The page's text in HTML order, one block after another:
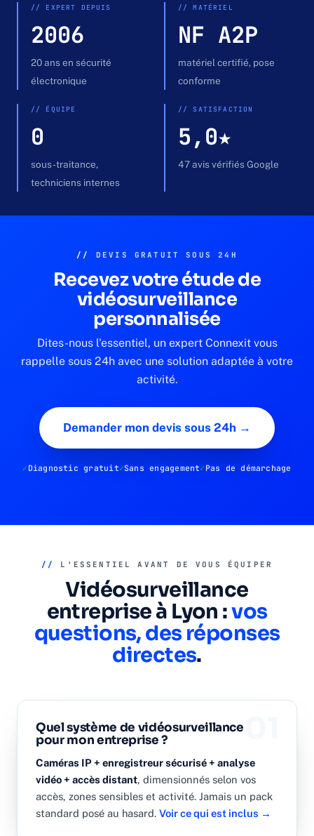
Devis gratuit →
// EXPERT DEPUIS
2006
20 ans en sécurité
électronique
// MATÉRIEL
NF A2P
matériel certifié, pose
conforme
// ÉQUIPE
0
sous-traitance,
techniciens internes
// SATISFACTION
5,0★
47 avis vérifiés Google
// DEVIS GRATUIT SOUS 24H
Recevez votre étude de
vidéosurveillance
personnalisée
Dites-nous l'essentiel, un expert Connexit vous
rappelle sous 24h avec une solution adaptée à votre
activité.
Demander mon devis sous 24h →
Diagnostic gratuit Sans engagement Pas de démarchage
// L'ESSENTIEL AVANT DE VOUS ÉQUIPER
Vidéosurveillance
entreprise à Lyon :vos
questions, des réponses
directes.
Quel système de vidéosurveillance
pour mon entreprise ?
Caméras IP + enregistreur sécurisé + analyse
vidéo + accès distant, dimensionnés selon vos
accès, zones sensibles et activité. Jamais un pack
standard posé au hasard. Voir ce qui est inclus →